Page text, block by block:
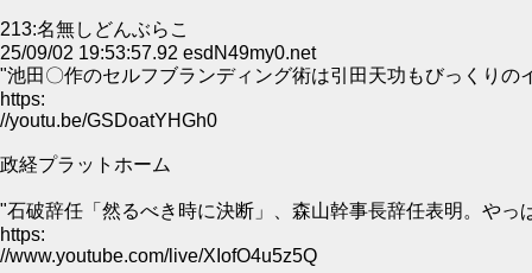
213:名無しどんぶらこ
25/09/02 19:53:57.92 esdN49my0.net
"池田〇作のセルフブランディング術は引田天功もびっくり
https:
//youtu.be/GSDoatYHGh0
政経プラットホーム
"石破辞任「然るべき時に決断」、森山幹事長辞任表明。やっ
https:
//www.youtube.com/live/XIofO4u5z5Q